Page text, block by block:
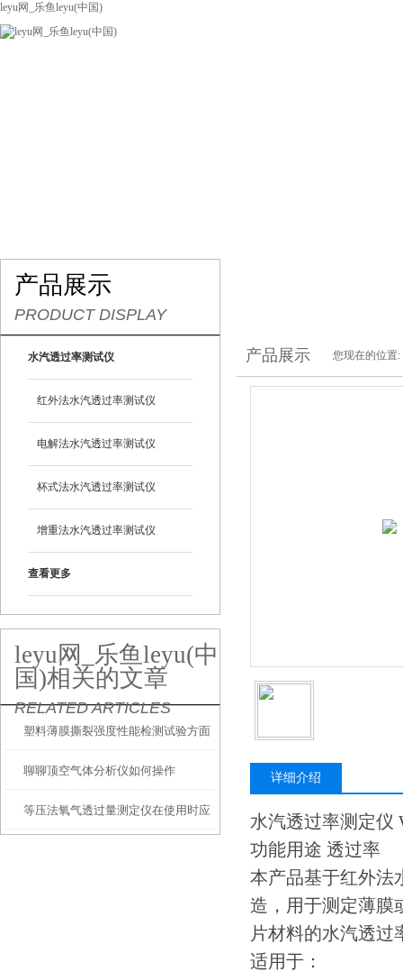
leyu网_乐鱼leyu(中国)
产品展示
PRODUCT DISPLAY
水汽透过率测试仪
红外法水汽透过率测试仪
电解法水汽透过率测试仪
杯式法水汽透过率测试仪
增重法水汽透过率测试仪
查看更多
leyu网_乐鱼leyu(中
国)相关的文章
RELATED ARTICLES
塑料薄膜撕裂强度性能检测试验方面
简介
聊聊顶空气体分析仪如何操作
等压法氧气透过量测定仪在使用时应
产品展示 您现在的位置:
详细介绍
水汽透过率测定仪
功能用途 透过率
本产品基于红外法
造，用于测定薄膜
片材料的水汽透过
适用于：